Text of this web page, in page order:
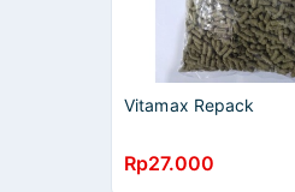
Vitamax Repack
Rp27.000